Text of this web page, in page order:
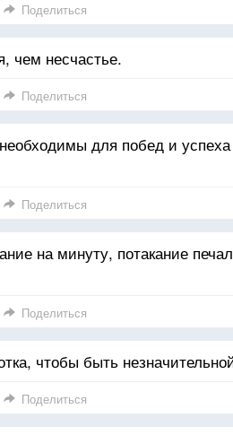
Поделиться
чем несчастье.
Поделиться
для побед и
Поделиться
на минуту, потакание
Поделиться
чтобы быть
Поделиться